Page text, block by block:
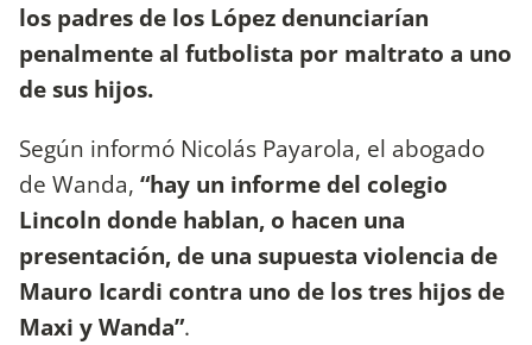
los padres de los López denunciarían
penalmente al futbolista por maltrato a uno
de sus hijos.
Según informó Nicolás Payarola, el abogado
de Wanda, “hay un informe del colegio
Lincoln donde hablan, o hacen una
presentación, de una supuesta violencia de
Mauro Icardi contra uno de los tres hijos de
Maxi y Wanda”.